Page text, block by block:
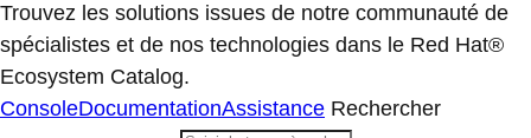
Trouvez les solutions issues de notre communauté de
spécialistes et de nos technologies dans le Red Hat®
Ecosystem Catalog.
ConsoleDocumentationAssistance Rechercher